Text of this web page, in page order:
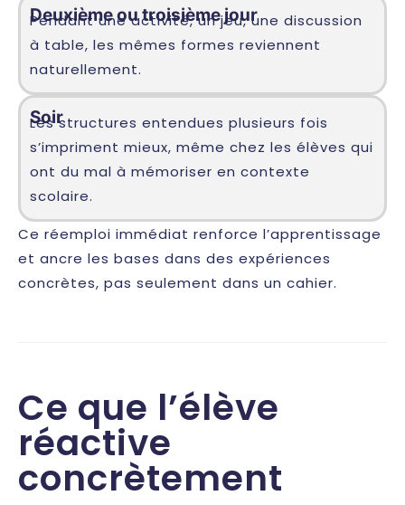
Deuxième ou troisième jour
Pendant une activité, un jeu, une discussion
à table, les mêmes formes reviennent
naturellement.
Soir
Les structures entendues plusieurs fois
s’impriment mieux, même chez les élèves qui
ont du mal à mémoriser en contexte
scolaire.
Ce réemploi immédiat renforce l’apprentissage
et ancre les bases dans des expériences
concrètes, pas seulement dans un cahier.
Ce que l’élève
réactive
concrètement